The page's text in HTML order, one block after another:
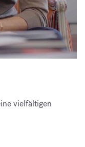
vielfältigen